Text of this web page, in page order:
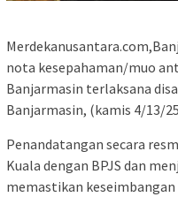
nota kesepahaman/muo
Banjarmasin terlaksana
Banjarmasin, (kamis 4/13/
Penandatangan secara
Kuala dengan BPJS dan
memastikan